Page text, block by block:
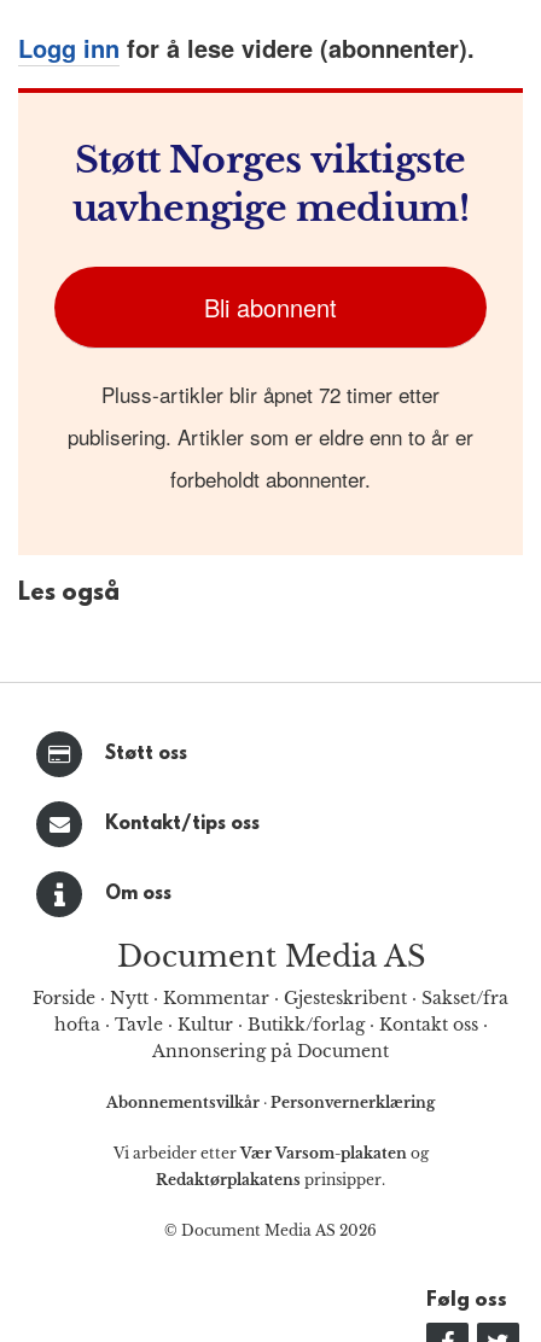
Logg inn for å lese videre (abonnenter).
Støtt Norges viktigste
uavhengige medium!
Bli abonnent
Pluss-artikler blir åpnet 72 timer etter
publisering. Artikler som er eldre enn to år er
forbeholdt abonnenter.
Les også
Støtt oss
Kontakt/tips oss
Om oss
Document Media AS
Forside · Nytt · Kommentar · Gjesteskribent · Sakset/fra
hofta · Tavle· Kultur· Butikk/forlag· Kontakt oss·
Annonsering på Document
Abonnementsvilkår · Personvernerklæring
Vi arbeider etterVær Varsom-plakaten og
Redaktørplakatens prinsipper.
© Document Media AS 2026
Følg oss